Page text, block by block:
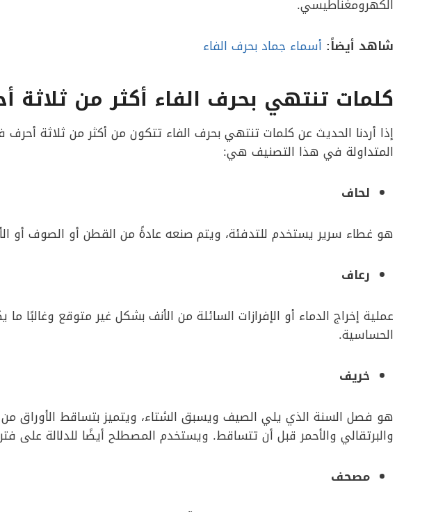
الكهرومغناطيسي.
شاهد أيضاً: أسماء جماد بحرف الفاء
كلمات تنتهي بحرف الفاء أكثر من ثلاثة
إذا أردنا الحديث عن كلمات تنتهي بحرف الفاء تتكون من أكثر من ثلاثة أحرف
المتداولة في هذا التصنيف هي:
لحاف
هو غطاء سرير يستخدم للتدفئة، ويتم صنعه عادةً من القطن أو الصوف أو
رعاف
عملية إخراج الدماء أو الإفرازات السائلة من الأنف بشكل غير متوقع وغالبًا ما
الحساسية.
خريف
هو فصل السنة الذي يلي الصيف ويسبق الشتاء، ويتميز بتساقط الأوراق من
والبرتقالي والأحمر قبل أن تتساقط. ويستخدم المصطلح أيضًا للدلالة على
مصحف